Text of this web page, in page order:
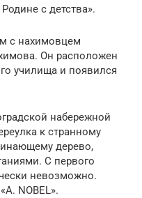
с детства».
с нахимовцем
Он расположен
училища и появился
набережной
к странному
дерево,
С первого
невозможно.
NOBEL».